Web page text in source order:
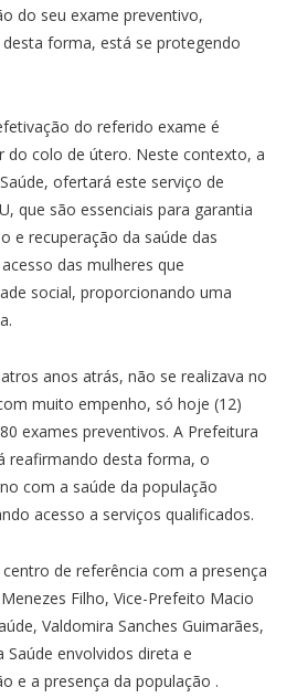
do seu exame preventivo,
forma, está se protegendo
do referido exame é
do colo de útero. Neste contexto, a
ofertará este serviço de
que são essenciais para garantia
e recuperação da saúde das
das mulheres que
social, proporcionando uma
anos atrás, não se realizava no
muito empenho, só hoje (12)
exames preventivos. A Prefeitura
reafirmando desta forma, o
com a saúde da população
acesso a serviços qualificados.
de referência com a presença
Filho, Vice-Prefeito Macio
Valdomira Sanches Guimarães,
envolvidos direta e
e a presença da população .